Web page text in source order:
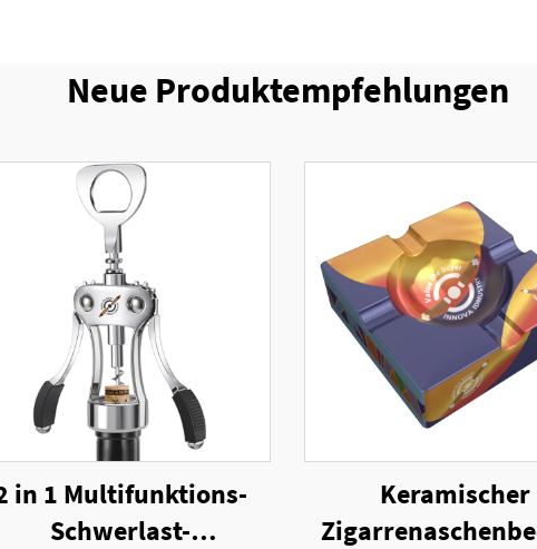
Neue Produktempfehlungen
in 1 Multifunktions-
Schwerlast-
Keramischer